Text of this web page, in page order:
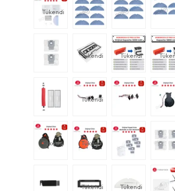
Tükendi
Tükendi Tükendi
Tükendi
Tükendi Tükendi
Tükendi Tükendi